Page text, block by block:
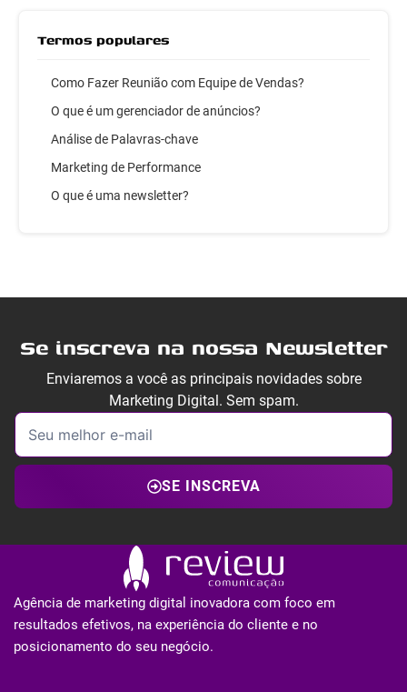
Termos populares
Como Fazer Reunião com Equipe de Vendas?
O que é um gerenciador de anúncios?
Análise de Palavras-chave
Marketing de Performance
O que é uma newsletter?
Se inscreva na nossa Newsletter
Enviaremos a você as principais novidades sobre
Marketing Digital. Sem spam.
SE INSCREVA
Agência de marketing digital inovadora com foco em
resultados efetivos, na experiência do cliente e no
posicionamento do seu negócio.